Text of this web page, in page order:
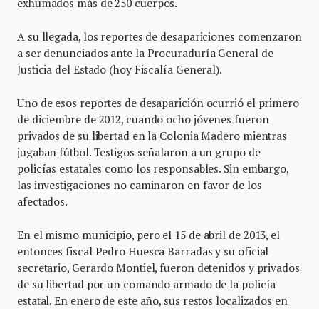
A su llegada, los reportes de desapariciones comenzaron
a ser denunciados ante la Procuraduría General de
Justicia del Estado (hoy Fiscalía General).
Uno de esos reportes de desaparición ocurrió el primero
de diciembre de 2012, cuando ocho jóvenes fueron
privados de su libertad en la Colonia Madero mientras
jugaban fútbol. Testigos señalaron a un grupo de
policías estatales como los responsables. Sin embargo,
las investigaciones no caminaron en favor de los
afectados.
En el mismo municipio, pero el 15 de abril de 2013, el
entonces fiscal Pedro Huesca Barradas y su oficial
secretario, Gerardo Montiel, fueron detenidos y privados
de su libertad por un comando armado de la policía
estatal. En enero de este año, sus restos localizados en